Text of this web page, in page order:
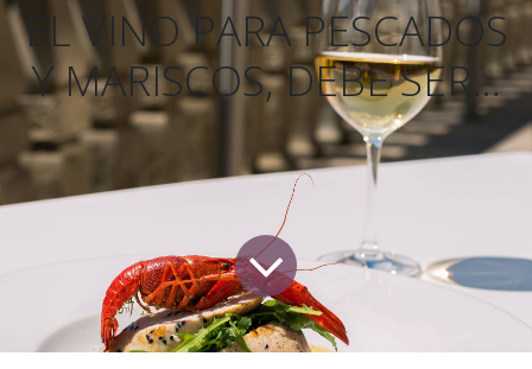
EL VINO PARA PESCADOS
Y MARISCOS, DEBE SER…